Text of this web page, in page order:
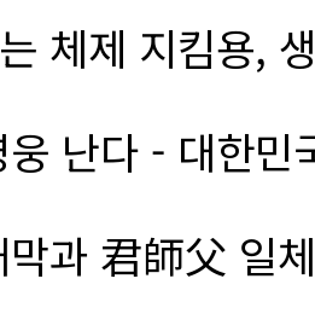
체제 지킴용,
난다 - 대한
과 君師父 일